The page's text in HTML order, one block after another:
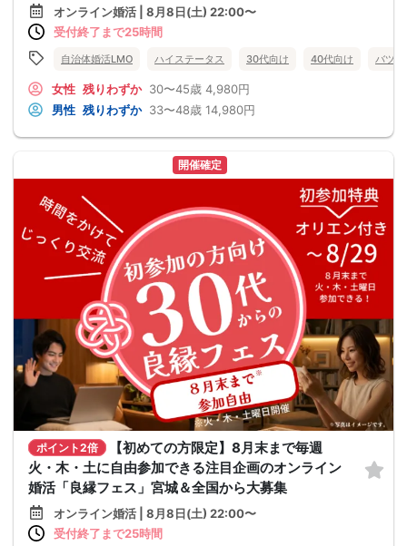
オンライン婚活 | 8月8日(土) 22:00〜
受付終了まで25時間
自治体婚活LMO ハイステータス 30代向け 40代向け バツ
女性 残りわずか 30〜45歳 4,980円
男性 残りわずか 33〜48歳 14,980円
開催確定
ポイント2倍
【初めての方限定】8月末まで毎週
火・木・土に自由参加できる注目企画のオンライン
婚活「良縁フェス」宮城＆全国から大募集
オンライン婚活 | 8月8日(土) 22:00〜
受付終了まで25時間